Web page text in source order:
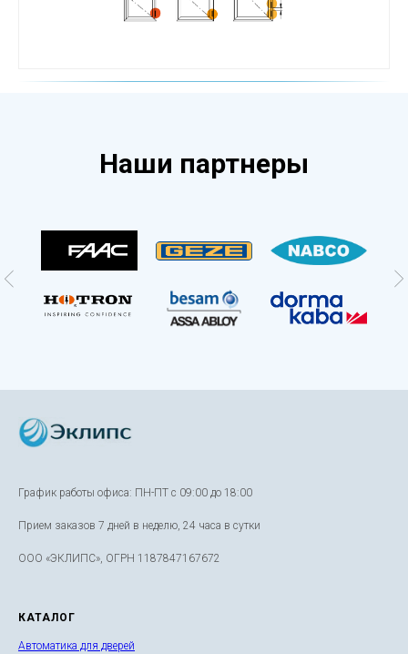
Наши партнеры
График работы офиса: ПН-ПТ с 09:00 до 18:00
Прием заказов 7 дней в неделю, 24 часа в сутки
ООО «ЭКЛИПС», ОГРН 1187847167672
КАТАЛОГ
Автоматика для дверей